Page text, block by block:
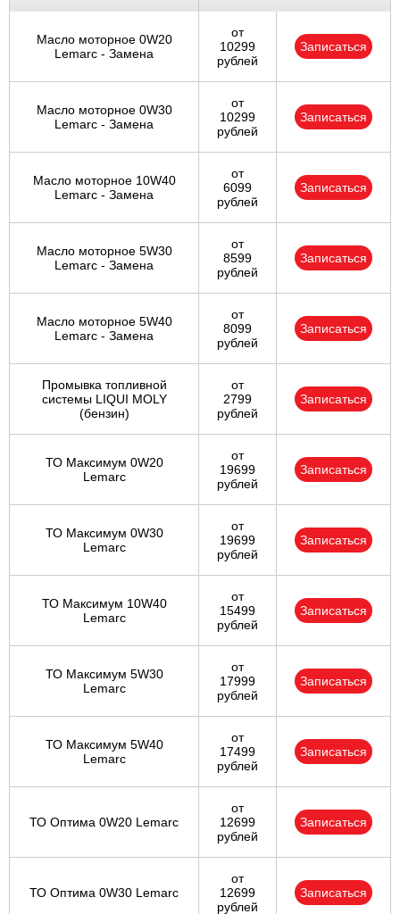
Масло моторное 0W20
Lemarc - Замена
от
10299
рублей
Записаться
Масло моторное 0W30
Lemarc - Замена
от
10299
рублей
Записаться
Масло моторное 10W40
Lemarc - Замена
от
6099
рублей
Записаться
Масло моторное 5W30
Lemarc - Замена
от
8599
рублей
Записаться
Масло моторное 5W40
Lemarc - Замена
от
8099
рублей
Записаться
Промывка топливной
системы LIQUI MOLY
(бензин)
от
2799
рублей
Записаться
ТО Максимум 0W20
Lemarc
от
19699
рублей
Записаться
ТО Максимум 0W30
Lemarc
от
19699
рублей
Записаться
ТО Максимум 10W40
Lemarc
от
15499
рублей
Записаться
ТО Максимум 5W30
Lemarc
от
17999
рублей
Записаться
ТО Максимум 5W40
Lemarc
от
17499
рублей
Записаться
ТО Оптима 0W20 Lemarc
от
12699
рублей
Записаться
ТО Оптима 0W30 Lemarc
от
12699
рублей
Записаться